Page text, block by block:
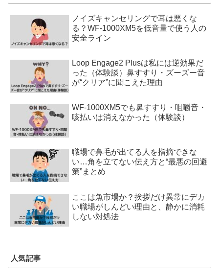
ノイズキャンセリングで耳は悪くな
る？WF-1000XM5を低音量で使う人の
安全ライン
Loop Engage2 Plusは私には逆効果だ
った（体験談）鼻すすり・ズーズー音
が“クリア”に聞こえた理由
WF-1000XM5でも鼻すすり・咀嚼音・
咳払いは消えなかった（体験談）
職場で鼻毛が出てる人を指摘できな
い…角を立てない伝え方と“最悪の回避
策”まとめ
ここは魚市場か？挨拶だけ異常にデカ
い職場がしんどい理由と、静かに消耗
しない対処法
人気記事